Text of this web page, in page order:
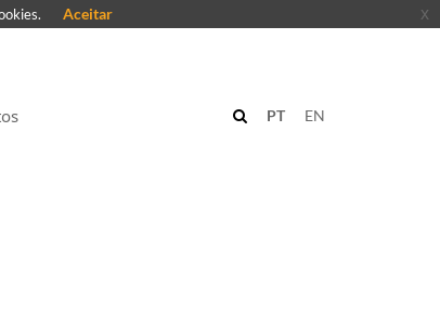
EN
PT
Aceitar x